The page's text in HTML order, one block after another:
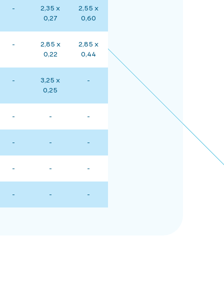
-
2,35 x
0,27
2,55 x
0,60
-
2,85 x
0,22
2,85 x
0,44
-
3,25 x
0,25
-
- - -
- - -
- - -
- - -